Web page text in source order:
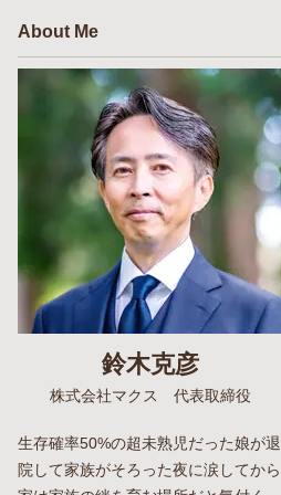
About Me
鈴木克彦
株式会社マクス 代表取締役
生存確率50%の超未熟児だった娘が退
院して家族がそろった夜に涙してから